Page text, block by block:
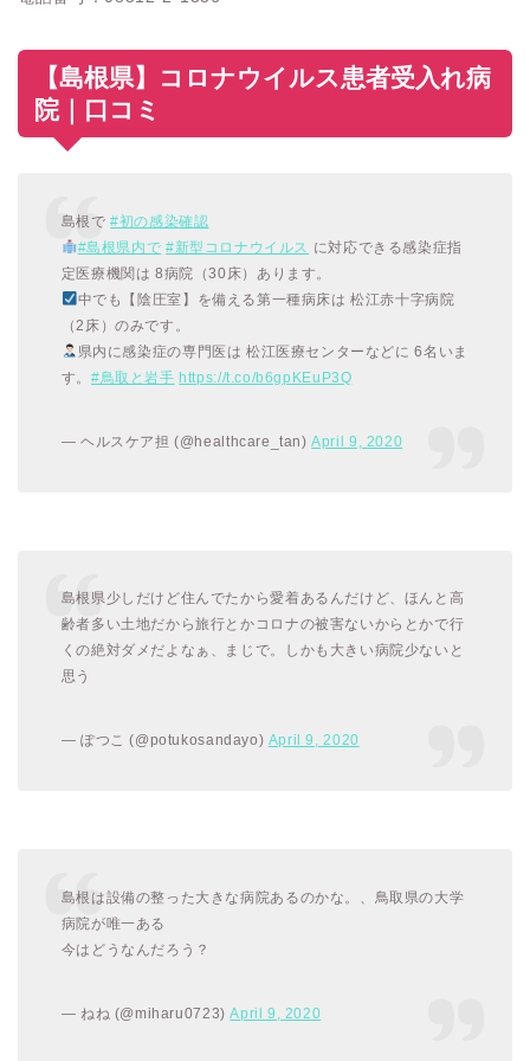
【島根県】コロナウイルス患者受入れ病
院｜口コミ
島根で#初の感染確認
#島根県内で #新型コロナウイルス に対応できる感染症指
定医療機関は 8病院（30床）あります。
中でも【陰圧室】を備える第一種病床は 松江赤十字病院
（2床）のみです。
県内に感染症の専門医は 松江医療センターなどに 6名いま
す。 #鳥取と岩手 https://t.co/b6gpKEuP3Q
— ヘルスケア担 (@healthcare_tan)April 9, 2020
島根県少しだけど住んでたから愛着あるんだけど、ほんと高
齢者多い土地だから旅行とかコロナの被害ないからとかで行
くの絶対ダメだよなぁ、まじで。しかも大きい病院少ないと
思う
— ぽつこ (@potukosandayo) April 9, 2020
島根は設備の整った大きな病院あるのかな。、鳥取県の大学
病院が唯一ある
今はどうなんだろう？
— ねね (@miharu0723)April 9, 2020